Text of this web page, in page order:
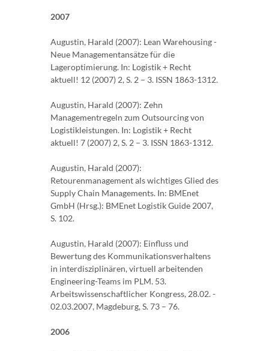
2007
Augustin, Harald (2007): Lean Warehousing -
Neue Managementansätze für die
Lageroptimierung. In: Logistik + Recht
aktuell! 12 (2007) 2, S. 2 – 3. ISSN 1863-1312.
Augustin, Harald (2007): Zehn
Managementregeln zum Outsourcing von
Logistikleistungen. In: Logistik + Recht
aktuell! 7 (2007) 2, S. 2 – 3. ISSN 1863-1312.
Augustin, Harald (2007):
Retourenmanagement als wichtiges Glied des
Supply Chain Managements. In: BMEnet
GmbH (Hrsg.): BMEnet Logistik Guide 2007,
S. 102.
Augustin, Harald (2007): Einfluss und
Bewertung des Kommunikationsverhaltens
in interdisziplinären, virtuell arbeitenden
Engineering-Teams im PLM. 53.
Arbeitswissenschaftlicher Kongress, 28.02. -
02.03.2007, Magdeburg, S. 73 – 76.
2006